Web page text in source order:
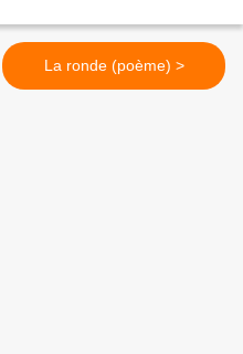
La ronde (poème) >